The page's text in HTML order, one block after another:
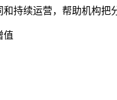
持续运营，帮助机构把
值